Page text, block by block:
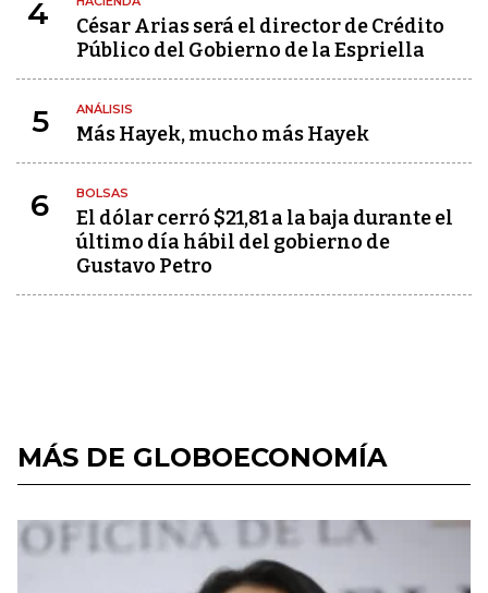
4
César Arias será el director de Crédito
Público del Gobierno de la Espriella
5 ANÁLISIS
Más Hayek, mucho más Hayek
6 BOLSAS
El dólar cerró $21,81 a la baja durante el
último día hábil del gobierno de
Gustavo Petro
MÁS DE GLOBOECONOMÍA